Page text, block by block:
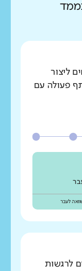
ליצור
פעולה עם
לעבר
לרגשות